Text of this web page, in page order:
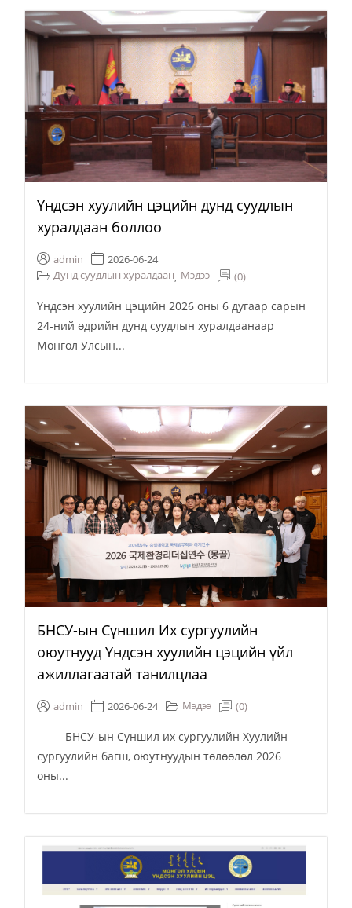
Үндсэн хуулийн цэцийн дунд суудлын
хуралдаан боллоо
admin
2026-06-24
Дунд суудлын хуралдаан, Мэдээ (0)
Үндсэн хуулийн цэцийн 2026 оны 6 дугаар сарын
24-ний өдрийн дунд суудлын хуралдаанаар
Монгол Улсын...
БНСУ-ын Сүншил Их сургуулийн
оюутнууд Үндсэн хуулийн цэцийн үйл
ажиллагаатай танилцлаа
admin 2026-06-24 Мэдээ (0)
БНСУ-ын Сүншил их сургуулийн Хуулийн
сургуулийн багш, оюутнуудын төлөөлөл 2026
оны...